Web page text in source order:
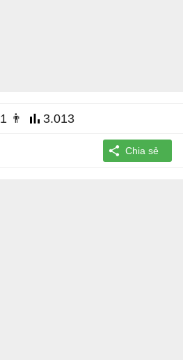
1 👨 3.013